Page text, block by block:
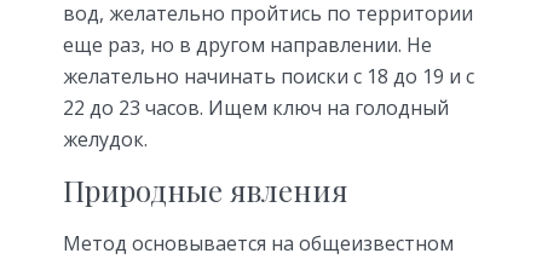
вод, желательно пройтись по территории
еще раз, но в другом направлении. Не
желательно начинать поиски с 18 до 19 и с
22 до 23 часов. Ищем ключ на голодный
желудок.
Природные явления
Метод основывается на общеизвестном